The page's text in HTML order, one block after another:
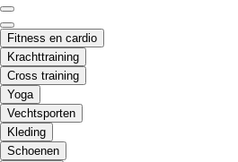
Fitness en cardio
Krachttraining
Cross training
Yoga
Vechtsporten
Kleding
Schoenen